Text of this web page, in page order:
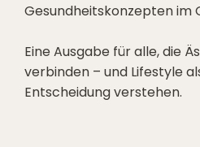
Gesundheitskonzepten im
Eine Ausgabe für alle, die
verbinden – und Lifestyle
Entscheidung verstehen.